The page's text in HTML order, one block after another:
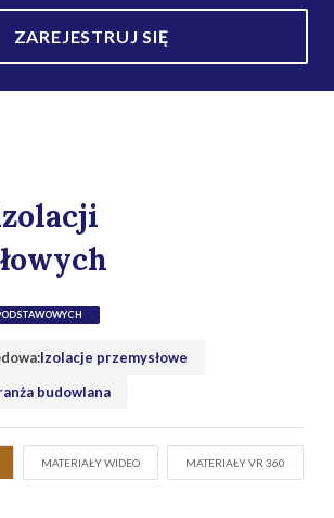
ZAREJESTRUJ SIĘ
Izolacje przemysłowe
budowlana
MATERIAŁY WIDEO MATERIAŁY VR 360